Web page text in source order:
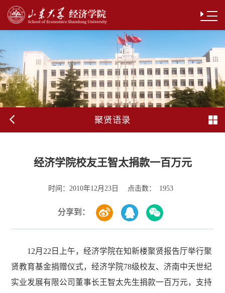
聚贤语录
经济学院校友王智太捐款一百万元
时间： 2010年12月23日 点击数： 1953
分享到：
12月22日上午，经济学院在知新楼聚贤报告厅举行聚
贤教育基金捐赠仪式，经济学院78级校友、济南中天世纪
实业发展有限公司董事长王智太先生捐款一百万元，支持